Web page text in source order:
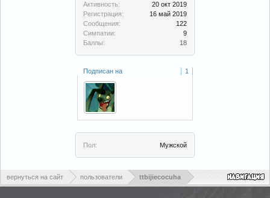
Активность:
20 окт 2019
Регистрация:
16 май 2019
Сообщения:
122
Симпатии:
9
Баллы:
18
Подписан на 1
Пол: Мужской
вернуться на сайт пользователи ttbijiecocuha